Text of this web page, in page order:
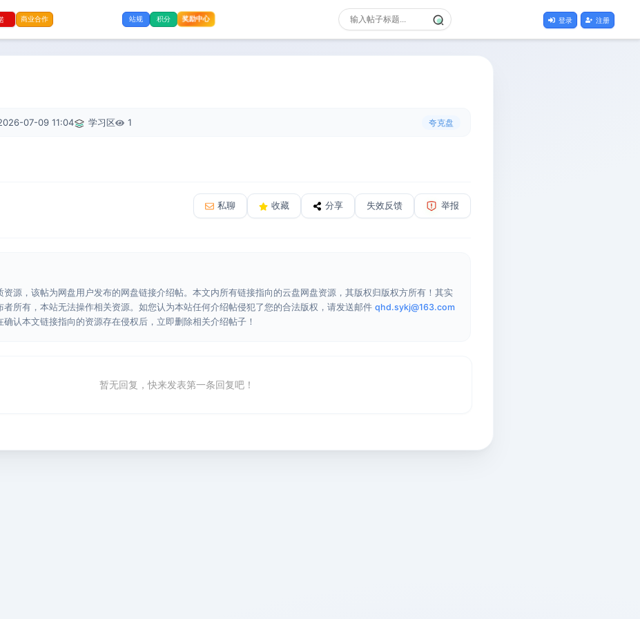
商业合作 站规 积分 奖励中心 登录 注册
07-09 11:04 学习区 1 夸克盘
私聊 收藏 分享 失效反馈 举报
资源，该帖为网盘用户发布的网盘链接介绍帖。本文内所有链接指向的云盘网盘资源，其版权归版权方所有！其实
者所有，本站无法操作相关资源。如您认为本站任何介绍帖侵犯了您的合法版权，请发送邮件 qhd.sykj@163.com
认本文链接指向的资源存在侵权后，立即删除相关介绍帖子！
暂无回复，快来发表第一条回复吧！